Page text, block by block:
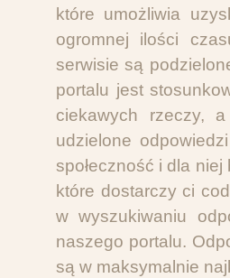
które umożliwia
ogromnej ilości
serwisie są
portalu jest
ciekawych rzeczy,
udzielone
społeczność i dla
które dostarczy ci
w wyszukiwaniu
naszego portalu.
są w maksymalnie